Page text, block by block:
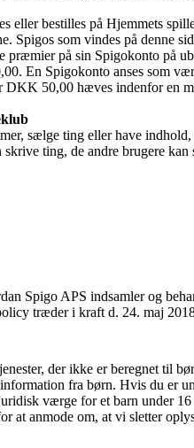
eller bestilles på Hjemmets
Spigos som vindes på denne
præmier på sin Spigokonto på
En Spigokonto anses som
DKK 50,00 hæves indenfor en
sælge ting eller have
skrive ting, de andre brugere
Spigo APS indsamler og
træder i kraft d. 24. maj
der ikke er beregnet til
fra børn. Hvis du er
værge for et barn under
at anmode om, at vi sletter